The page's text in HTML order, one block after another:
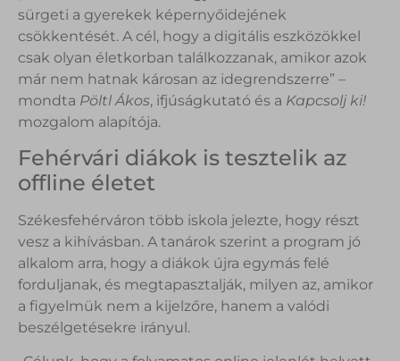
sürgeti a gyerekek képernyőidejének
csökkentését. A cél, hogy a digitális eszközökkel
csak olyan életkorban találkozzanak, amikor azok
már nem hatnak károsan az idegrendszerre” –
mondta Pöltl Ákos, ifjúságkutató és a Kapcsolj ki!
mozgalom alapítója.
Fehérvári diákok is tesztelik az
offline életet
Székesfehérváron több iskola jelezte, hogy részt
vesz a kihívásban. A tanárok szerint a program jó
alkalom arra, hogy a diákok újra egymás felé
forduljanak, és megtapasztalják, milyen az, amikor
a figyelmük nem a kijelzőre, hanem a valódi
beszélgetésekre irányul.